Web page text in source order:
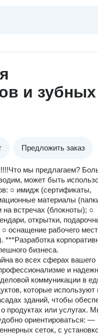
и зубных
Предложить заказ
мы предлагаем?
может быть
○ имидж (сертификаты,
материалы
на встречах (блокноты); ○
открытки,
оснащение рабочего
бизнеса.
во всех сферах вашего
и
коммуникации в
которые используют
зданий, чтобы
продуктах или услугах.
ориентироваться: —
сеток, с